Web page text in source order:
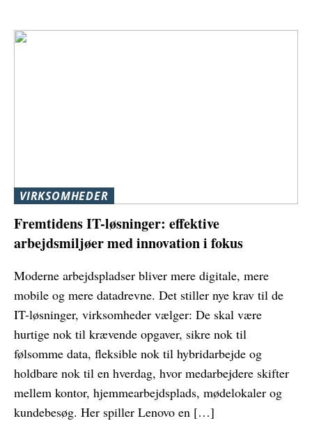
VIRKSOMHEDER
Fremtidens IT-løsninger: effektive
arbejdsmiljøer med innovation i fokus
Moderne arbejdspladser bliver mere digitale, mere
mobile og mere datadrevne. Det stiller nye krav til de
IT-løsninger, virksomheder vælger: De skal være
hurtige nok til krævende opgaver, sikre nok til
følsomme data, fleksible nok til hybridarbejde og
holdbare nok til en hverdag, hvor medarbejdere skifter
mellem kontor, hjemmearbejdsplads, mødelokaler og
kundebesøg. Her spiller Lenovo en […]